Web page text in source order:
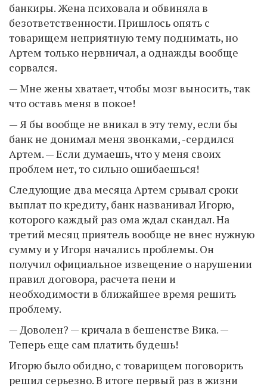
банкиры. Жена психовала и обвиняла в
безответственности. Пришлось опять с
товарищем неприятную тему поднимать, но
Артем только нервничал, а однажды вообще
сорвался.
— Мне жены хватает, чтобы мозг выносить, так
что оставь меня в покое!
— Я бы вообще не вникал в эту тему, если бы
банк не донимал меня звонками, -сердился
Артем. — Если думаешь, что у меня своих
проблем нет, то сильно ошибаешься!
Следующие два месяца Артем срывал сроки
выплат по кредиту, банк названивал Игорю,
которого каждый раз ома ждал скандал. На
третий месяц приятель вообще не внес нужную
сумму и у Игоря начались проблемы. Он
получил официальное извещение о нарушении
правил договора, расчета пени и
необходимости в ближайшее время решить
проблему.
— Доволен? — кричала в бешенстве Вика. —
Теперь еще сам платить будешь!
Игорю было обидно, с товарищем поговорить
решил серьезно. В итоге первый раз в жизни